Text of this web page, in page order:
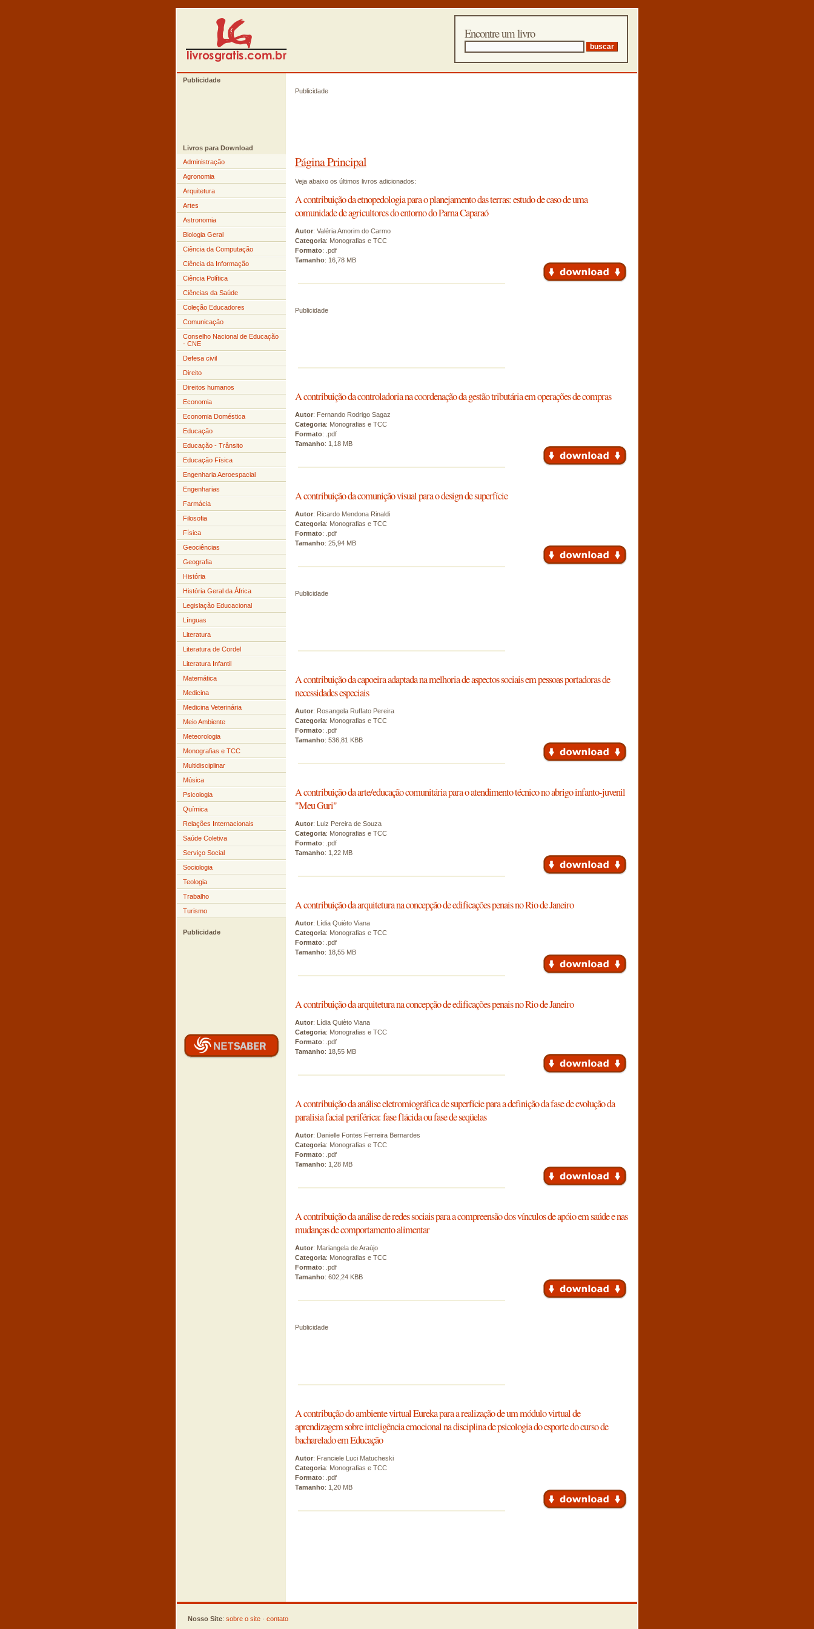
Encontre um livro
Publicidade
Livros para Download
Administração
Agronomia
Arquitetura
Artes
Astronomia
Biologia Geral
Ciência da Computação
Ciência da Informação
Ciência Política
Ciências da Saúde
Coleção Educadores
Comunicação
Conselho Nacional de Educação
- CNE
Defesa civil
Direito
Direitos humanos
Economia
Economia Doméstica
Educação
Educação - Trânsito
Educação Física
Engenharia Aeroespacial
Engenharias
Farmácia
Filosofia
Física
Geociências
Geografia
História
História Geral da África
Legislação Educacional
Línguas
Literatura
Literatura de Cordel
Literatura Infantil
Matemática
Medicina
Medicina Veterinária
Meio Ambiente
Meteorologia
Monografias e TCC
Multidisciplinar
Música
Psicologia
Química
Relações Internacionais
Saúde Coletiva
Serviço Social
Sociologia
Teologia
Trabalho
Turismo
Publicidade
Publicidade
Página Principal
Veja abaixo os últimos livros adicionados:
A contribuição da etnopedologia para o planejamento das terras: estudo de caso de uma
comunidade de agricultores do entorno do Parna Caparaó
Autor: Valéria Amorim do Carmo
Categoria: Monografias e TCC
Formato: .pdf
Tamanho: 16,78 MB
Publicidade
A contribuição da controladoria na coordenação da gestão tributária em operações de compras
Autor: Fernando Rodrigo Sagaz
Categoria: Monografias e TCC
Formato: .pdf
Tamanho: 1,18 MB
A contribuição da comunição visual para o design de superfície
Autor: Ricardo Mendona Rinaldi
Categoria: Monografias e TCC
Formato: .pdf
Tamanho: 25,94 MB
Publicidade
A contribuição da capoeira adaptada na melhoria de aspectos sociais em pessoas portadoras de
necessidades especiais
Autor: Rosangela Ruffato Pereira
Categoria: Monografias e TCC
Formato: .pdf
Tamanho: 536,81 KBB
A contribuição da arte/educação comunitária para o atendimento técnico no abrigo infanto-juvenil
"Meu Guri"
Autor: Luiz Pereira de Souza
Categoria: Monografias e TCC
Formato: .pdf
Tamanho: 1,22 MB
A contribuição da arquitetura na concepção de edificações penais no Rio de Janeiro
Autor: Lídia Quièto Viana
Categoria: Monografias e TCC
Formato: .pdf
Tamanho: 18,55 MB
A contribuição da arquitetura na concepção de edificações penais no Rio de Janeiro
Autor: Lídia Quièto Viana
Categoria: Monografias e TCC
Formato: .pdf
Tamanho: 18,55 MB
A contribuição da análise eletromiográfica de superfície para a definição da fase de evolução da
paralisia facial periférica: fase flácida ou fase de seqüelas
Autor: Danielle Fontes Ferreira Bernardes
Categoria: Monografias e TCC
Formato: .pdf
Tamanho: 1,28 MB
A contribuição da análise de redes sociais para a compreensão dos vínculos de apóio em saúde e nas
mudanças de comportamento alimentar
Autor: Mariangela de Araújo
Categoria: Monografias e TCC
Formato: .pdf
Tamanho: 602,24 KBB
Publicidade
A contribução do ambiente virtual Eureka para a realização de um módulo virtual de
aprendizagem sobre inteligência emocional na disciplina de psicologia do esporte do curso de
bacharelado em Educação
Autor: Franciele Luci Matucheski
Categoria: Monografias e TCC
Formato: .pdf
Tamanho: 1,20 MB
Nosso Site: sobre o site · contato